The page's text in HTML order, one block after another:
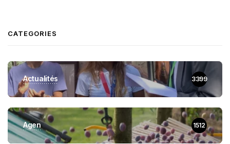
CATEGORIES
Actualités 3399
Agen 1512